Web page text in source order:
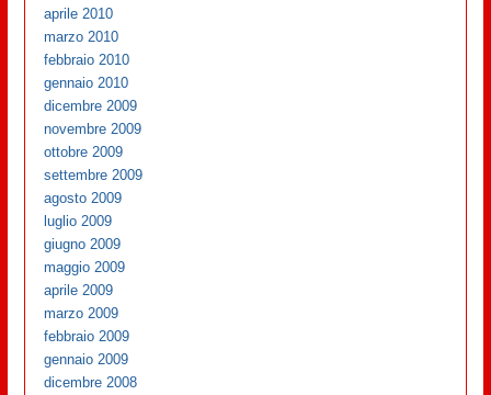
aprile 2010
marzo 2010
febbraio 2010
gennaio 2010
dicembre 2009
novembre 2009
ottobre 2009
settembre 2009
agosto 2009
luglio 2009
giugno 2009
maggio 2009
aprile 2009
marzo 2009
febbraio 2009
gennaio 2009
dicembre 2008